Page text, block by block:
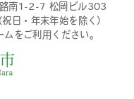
南1-2-7 松岡ビル303
日・年末年始を除く）
をご利用ください。